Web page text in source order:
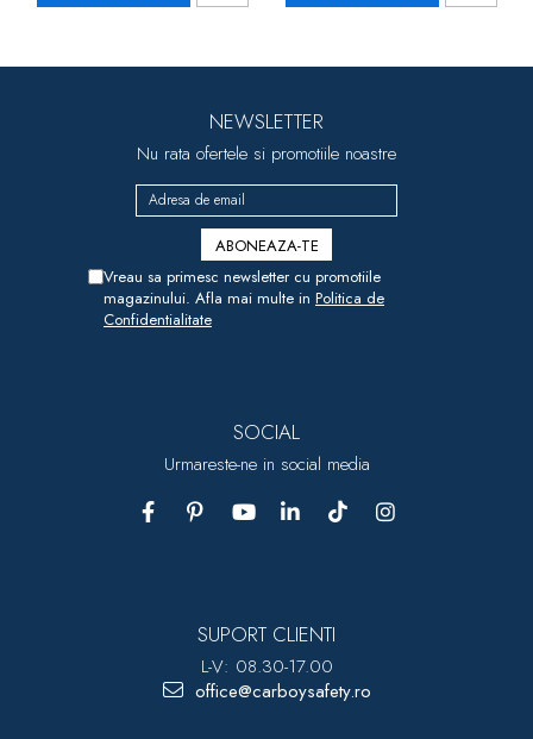
NEWSLETTER
Nu rata ofertele si promotiile noastre
Vreau sa primesc newsletter cu promotiile
magazinului. Afla mai multe in Politica de
Confidentialitate
SOCIAL
Urmareste-ne in social media
SUPORT CLIENTI
L-V: 08.30-17.00
office@carboysafety.ro